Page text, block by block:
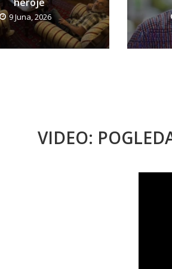
9 Juna, 2026
VIDEO: